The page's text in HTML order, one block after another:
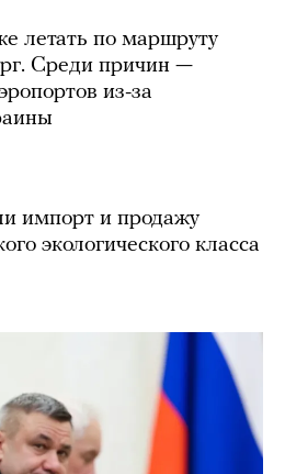
летать по маршруту
Среди причин —
из-за
импорт и продажу
экологического класса